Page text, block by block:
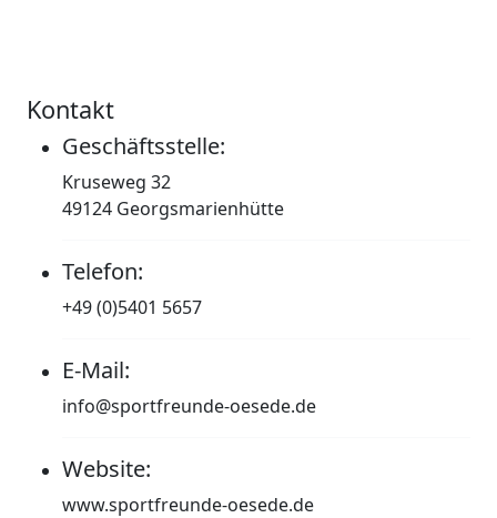
Kontakt
Geschäftsstelle:
Kruseweg 32
49124 Georgsmarienhütte
Telefon:
+49 (0)5401 5657
E-Mail:
info@sportfreunde-oesede.de
Website:
www.sportfreunde-oesede.de